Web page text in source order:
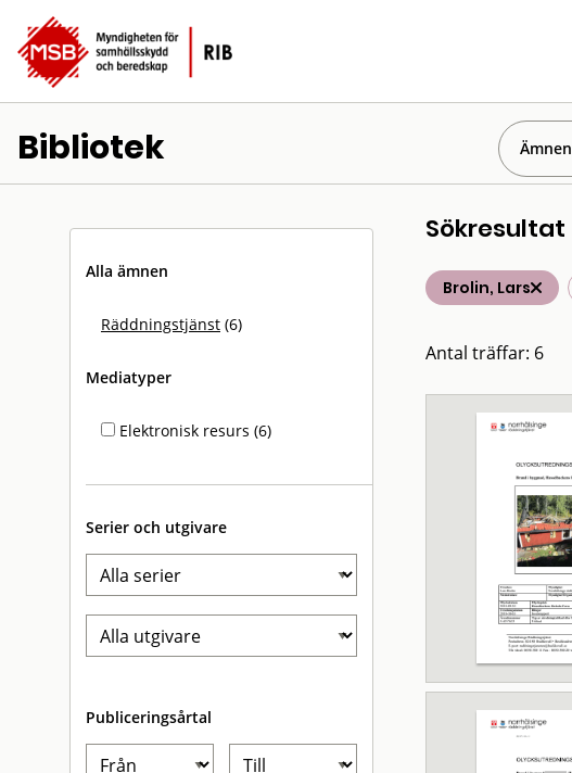
Bibliotek Ämnen
Alla ämnen
Räddningstjänst (6)
Mediatyper
Elektronisk resurs (6)
Serier och utgivare
Publiceringsårtal
Sökresultat
Brolin, Lars
Antal träffar: 6